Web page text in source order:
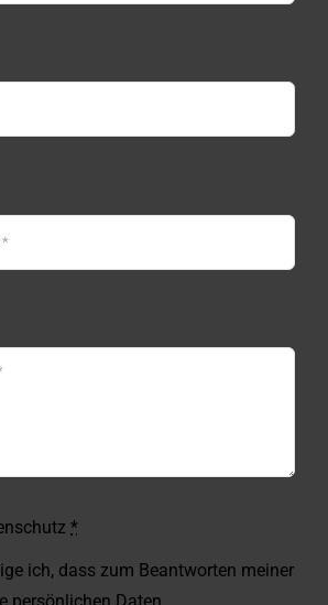
*
ich, dass zum Beantworten meiner
persönlichen Daten